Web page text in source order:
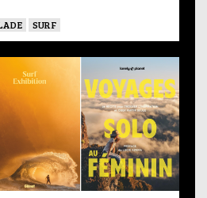
SURF